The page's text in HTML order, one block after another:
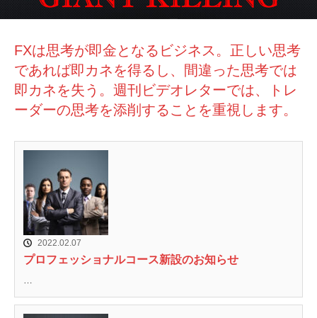
FXは思考が即金となるビジネス。正しい思考
であれば即カネを得るし、間違った思考では
即カネを失う。週刊ビデオレターでは、トレ
ーダーの思考を添削することを重視します。
2022.02.07
プロフェッショナルコース新設のお知らせ